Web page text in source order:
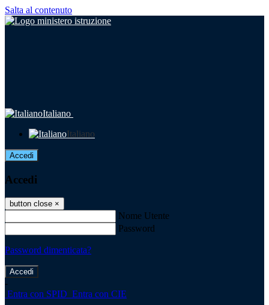
Salta al contenuto
Italiano
Italiano
Accedi
Accedi
button close ×
Nome Utente
Password
Password dimenticata?
-
Entra con SPID Entra con CIE